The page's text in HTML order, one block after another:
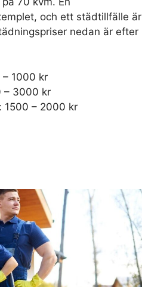
och ett städtillfälle är
nedan är efter
1000 kr
– 3000 kr
1500 – 2000 kr